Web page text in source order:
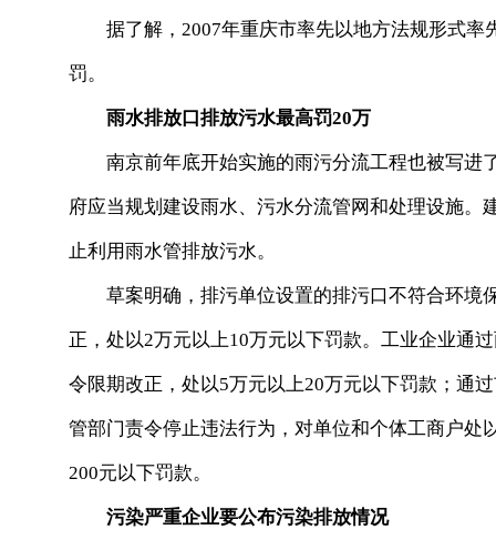
据了解，2007年重庆市率先以地方法规形式率
罚。
雨水排放口排放污水最高罚20万
南京前年底开始实施的雨污分流工程也被写进
府应当规划建设雨水、污水分流管网和处理设施
止利用雨水管排放污水。
草案明确，排污单位设置的排污口不符合环境
正，处以2万元以上10万元以下罚款。工业企业通
令限期改正，处以5万元以上20万元以下罚款；通
管部门责令停止违法行为，对单位和个体工商户处
200元以下罚款。
污染严重企业要公布污染排放情况